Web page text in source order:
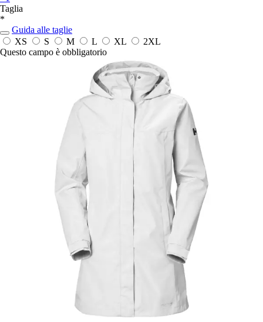
Taglia
*
Guida alle taglie
XS
S M L XL
2XL
Questo campo è obbligatorio